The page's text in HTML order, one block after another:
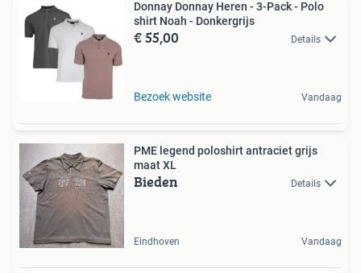
Donnay Donnay Heren - 3-Pack - Polo
shirt Noah - Donkergrijs
€ 55,00 Details
Bezoek website Vandaag
PME legend poloshirt antraciet grijs
maat XL
Bieden Details
Eindhoven Vandaag